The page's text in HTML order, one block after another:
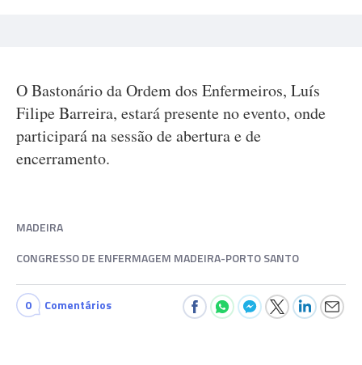
O Bastonário da Ordem dos Enfermeiros, Luís
Filipe Barreira, estará presente no evento, onde
participará na sessão de abertura e de
encerramento.
MADEIRA
CONGRESSO DE ENFERMAGEM MADEIRA-PORTO SANTO
0 Comentários